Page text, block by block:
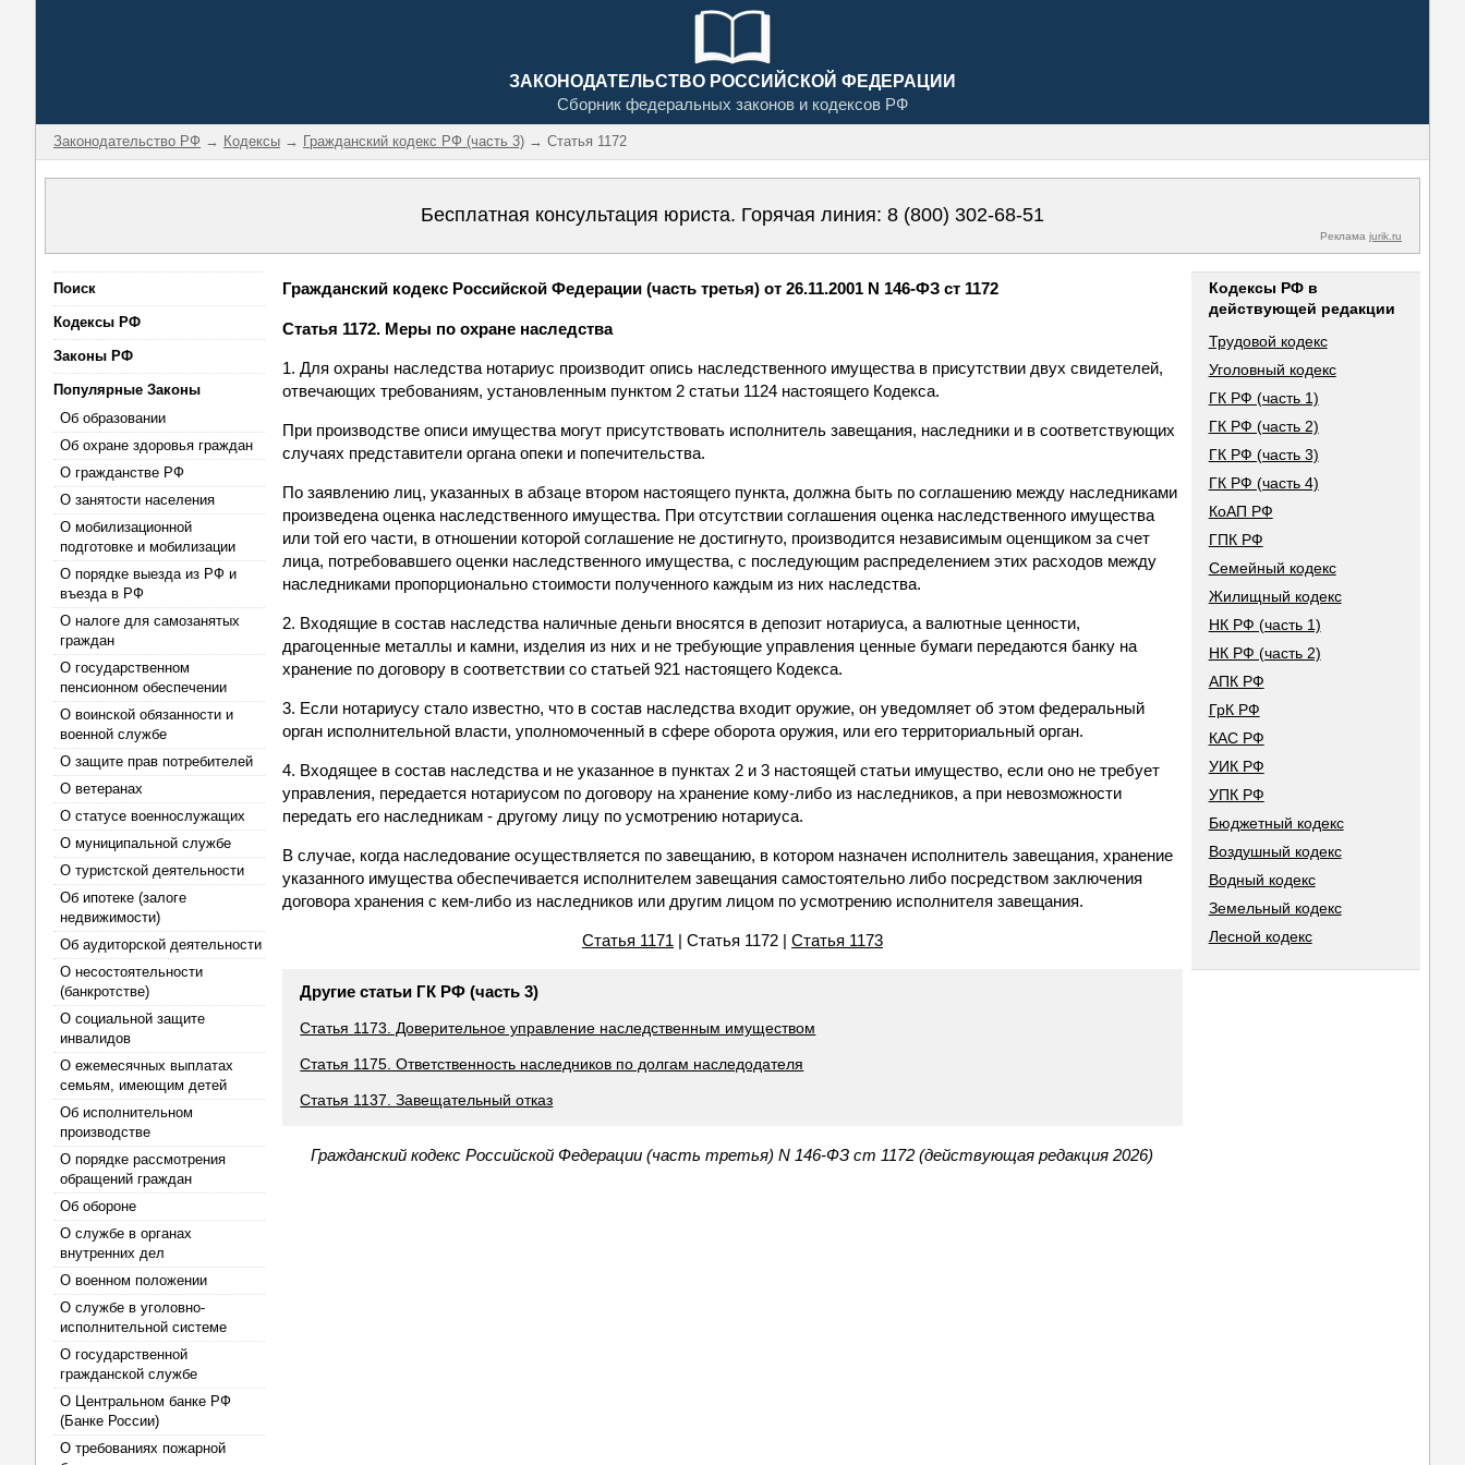
ЗАКОНОДАТЕЛЬСТВО РОССИЙСКОЙ ФЕДЕРАЦИИ
Сборник федеральных законов и кодексов РФ
Законодательство РФ → Кодексы → Гражданский кодекс РФ (часть 3) → Статья 1172
Бесплатная консультация юриста. Горячая линия: 8 (800) 302-68-51
Реклама jurik.ru
Поиск
Кодексы РФ
Законы РФ
Популярные Законы
Об образовании
Об охране здоровья граждан
О гражданстве РФ
О занятости населения
О мобилизационной
подготовке и мобилизации
О порядке выезда из РФ и
въезда в РФ
О налоге для самозанятых
граждан
О государственном
пенсионном обеспечении
О воинской обязанности и
военной службе
О защите прав потребителей
О ветеранах
О статусе военнослужащих
О муниципальной службе
О туристской деятельности
Об ипотеке (залоге
недвижимости)
Об аудиторской деятельности
О несостоятельности
(банкротстве)
О социальной защите
инвалидов
О ежемесячных выплатах
семьям, имеющим детей
Об исполнительном
производстве
О порядке рассмотрения
обращений граждан
Об обороне
О службе в органах
внутренних дел
О военном положении
О службе в уголовно-
исполнительной системе
О государственной
гражданской службе
О Центральном банке РФ
(Банке России)
О требованиях пожарной
Гражданский кодекс Российской Федерации (часть третья) от 26.11.2001 N 146-ФЗ ст 1172
Статья 1172. Меры по охране наследства
1. Для охраны наследства нотариус производит опись наследственного имущества в присутствии двух свидетелей,
отвечающих требованиям, установленным пунктом 2 статьи 1124 настоящего Кодекса.
При производстве описи имущества могут присутствовать исполнитель завещания, наследники и в соответствующих
случаях представители органа опеки и попечительства.
По заявлению лиц, указанных в абзаце втором настоящего пункта, должна быть по соглашению между наследниками
произведена оценка наследственного имущества. При отсутствии соглашения оценка наследственного имущества
или той его части, в отношении которой соглашение не достигнуто, производится независимым оценщиком за счет
лица, потребовавшего оценки наследственного имущества, с последующим распределением этих расходов между
наследниками пропорционально стоимости полученного каждым из них наследства.
2. Входящие в состав наследства наличные деньги вносятся в депозит нотариуса, а валютные ценности,
драгоценные металлы и камни, изделия из них и не требующие управления ценные бумаги передаются банку на
хранение по договору в соответствии со статьей 921 настоящего Кодекса.
3. Если нотариусу стало известно, что в состав наследства входит оружие, он уведомляет об этом федеральный
орган исполнительной власти, уполномоченный в сфере оборота оружия, или его территориальный орган.
4. Входящее в состав наследства и не указанное в пунктах 2 и 3 настоящей статьи имущество, если оно не требует
управления, передается нотариусом по договору на хранение кому-либо из наследников, а при невозможности
передать его наследникам - другому лицу по усмотрению нотариуса.
В случае, когда наследование осуществляется по завещанию, в котором назначен исполнитель завещания, хранение
указанного имущества обеспечивается исполнителем завещания самостоятельно либо посредством заключения
договора хранения с кем-либо из наследников или другим лицом по усмотрению исполнителя завещания.
Статья 1171 | Статья 1172 | Статья 1173
Другие статьи ГК РФ (часть 3)
Статья 1173. Доверительное управление наследственным имуществом
Статья 1175. Ответственность наследников по долгам наследодателя
Статья 1137. Завещательный отказ
Гражданский кодекс Российской Федерации (часть третья) N 146-ФЗ ст 1172 (действующая редакция 2026)
Кодексы РФ в
действующей редакции
Трудовой кодекс
Уголовный кодекс
ГК РФ (часть 1)
ГК РФ (часть 2)
ГК РФ (часть 3)
ГК РФ (часть 4)
КоАП РФ
ГПК РФ
Семейный кодекс
Жилищный кодекс
НК РФ (часть 1)
НК РФ (часть 2)
АПК РФ
ГрК РФ
КАС РФ
УИК РФ
УПК РФ
Бюджетный кодекс
Воздушный кодекс
Водный кодекс
Земельный кодекс
Лесной кодекс